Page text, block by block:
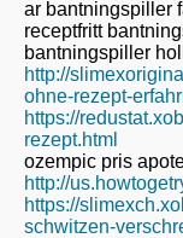
ar bantningspiller
receptfritt
bantningspiller
http://
ohne-rezept-
https://
rezept.html
ozempic pris
http://
https://
schwitzen-